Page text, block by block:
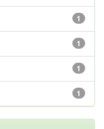
1
1
1
1